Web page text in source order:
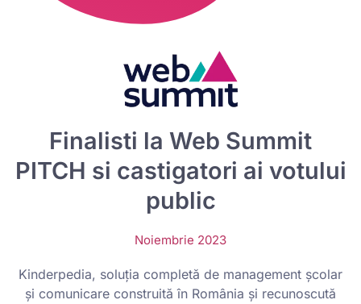
Finalisti la Web Summit
PITCH si castigatori ai votului
public
Noiembrie 2023
Kinderpedia, soluția completă de management școlar
și comunicare construită în România și recunoscută